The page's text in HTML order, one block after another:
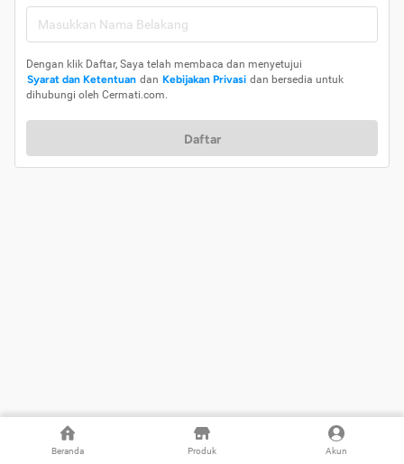
Beranda Produk Akun
Dengan klik Daftar, Saya telah membaca dan menyetujui
Syarat dan Ketentuan dan Kebijakan Privasi dan bersedia untuk
dihubungi oleh Cermati.com.
Daftar